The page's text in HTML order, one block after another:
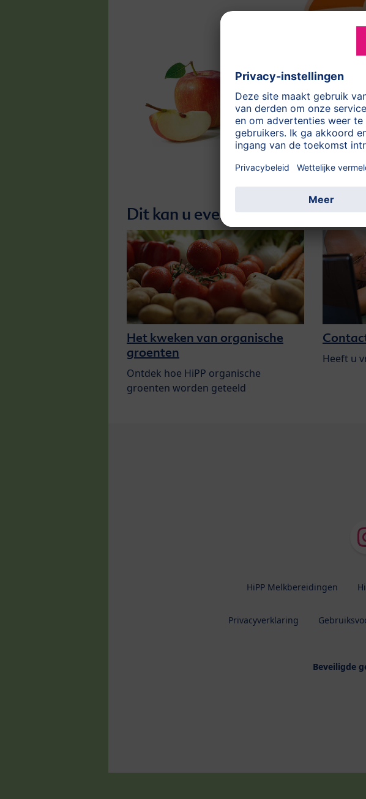
Dit kan u eveneens interesseren:
Het kweken van organische
groenten
Ontdek hoe HiPP organische
groenten worden geteeld
Heeft u
HiPP Melkbereidingen
Privacyverklaring
Beveiligde